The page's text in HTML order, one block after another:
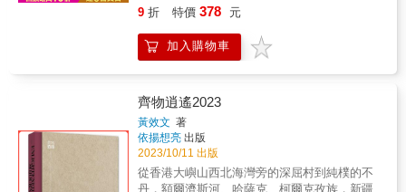
大多旅人都在旅途上，卻沒機會停下來看見貝
洲是一頭魔幻巨獸，作者藉由深入淺出的遊
記，道出這塊土地下的歷史人文，希望讀者亦
能藉由她的遊記彷彿實際到達此地，卻又超越
是旅行的真義。本書結合了旅行和史地的可讀
性，最後作者也因此經歷和墨西哥伴侶相識相
戀、結成眷偶，以彼此跨過時間和距離的愛情
作結。 &
&&旅行時，如果我們帶著拜訪遠方的家人的態
度出門，就會有截然不同的結果。不是有錢是
大爺，只要我喜歡有什麼不可以，而是這是家
有我的家人，他們是否安好？我當別人是家
人，別人也當我是家人嗎？Servas正是這樣的
組織，會員們把彼此當家人一樣款待。出國旅
行時，住在這些遠方原本陌生的家人家裡幾
天，和不同文化背景的他們對話，常常讓我受
到很大的衝擊，甚或提供一個自己文化中沒有
9 折 特價 378 元
加入購物車
齊物逍遙2023
黃效文 著
依揚想亮 出版
2023/10/11 出版
從香港大嶼山西北海灣旁的深屈村到純樸的不
丹，額爾濟斯河、哈薩克、柯爾克孜族，新疆